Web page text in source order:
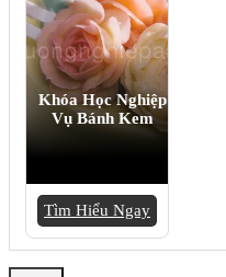
Khóa Học Nghiệp
Vụ Bánh Kem
Tìm Hiểu Ngay